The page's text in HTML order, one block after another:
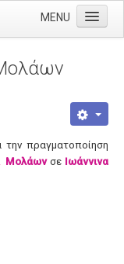
MENU
πραγματοποίηση
Μολάωνσε Ιωάννινα